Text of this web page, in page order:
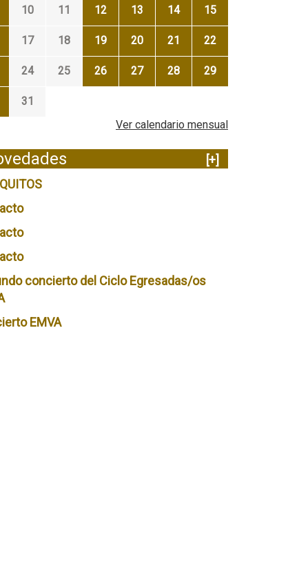
10 11 12 13 14 15
17 18 19 20 21 22
24 25 26 27 28 29
31
Ver calendario mensual
[+]
concierto del Ciclo Egresadas/os
EMVA